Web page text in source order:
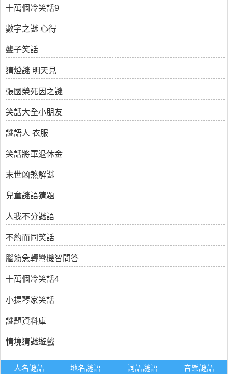
十萬個冷笑話9
數字之謎 心得
聾子笑話
猜燈謎 明天見
張國榮死因之謎
笑話大全小朋友
謎語人 衣服
笑話將軍退休金
末世凶煞解謎
兒童謎語猜題
人我不分謎語
不約而同笑話
腦筋急轉彎機智問答
十萬個冷笑話4
小提琴家笑話
謎題資料庫
情境猜謎遊戲
人名謎語 地名謎語 詞語謎語 音樂謎語